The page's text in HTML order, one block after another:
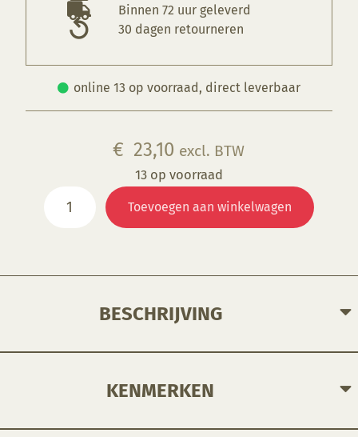
Binnen 72 uur geleverd
30 dagen retourneren
online 13 op voorraad, direct leverbaar
€ 23,10 excl. BTW
13 op voorraad
(Uit
OP)
Toevoegen aan winkelwagen
BESCHRIJVING
KENMERKEN